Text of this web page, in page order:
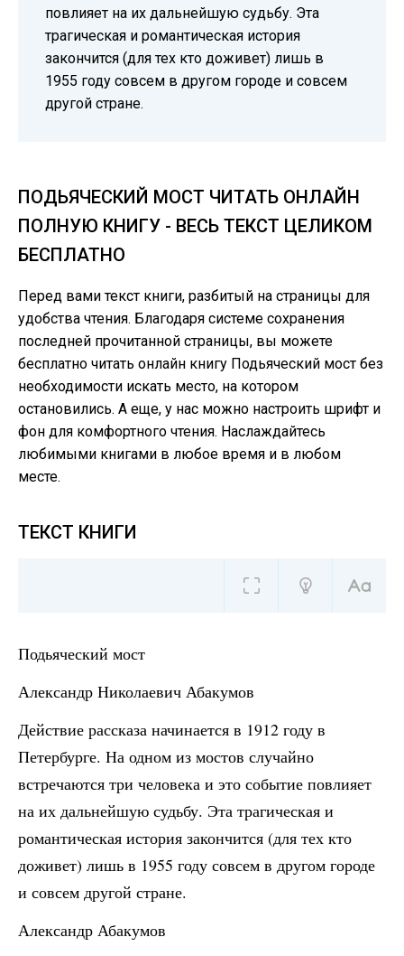
повлияет на их дальнейшую судьбу. Эта
трагическая и романтическая история
закончится (для тех кто доживет) лишь в
1955 году совсем в другом городе и совсем
другой стране.
ПОДЬЯЧЕСКИЙ МОСТ ЧИТАТЬ ОНЛАЙН
ПОЛНУЮ КНИГУ - ВЕСЬ ТЕКСТ ЦЕЛИКОМ
БЕСПЛАТНО
Перед вами текст книги, разбитый на страницы для
удобства чтения. Благодаря системе сохранения
последней прочитанной страницы, вы можете
бесплатно читать онлайн книгу Подьяческий мост без
необходимости искать место, на котором
остановились. А еще, у нас можно настроить шрифт и
фон для комфортного чтения. Наслаждайтесь
любимыми книгами в любое время и в любом
месте.
ТЕКСТ КНИГИ
Подьяческий мост
Александр Николаевич Абакумов
Действие рассказа начинается в 1912 году в
Петербурге. На одном из мостов случайно
встречаются три человека и это событие повлияет
на их дальнейшую судьбу. Эта трагическая и
романтическая история закончится (для тех кто
доживет) лишь в 1955 году совсем в другом городе
и совсем другой стране.
Александр Абакумов